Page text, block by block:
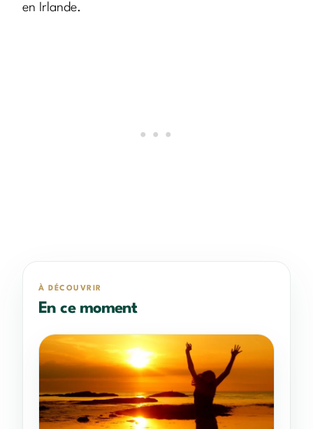
en Irlande.
À DÉCOUVRIR
En ce moment